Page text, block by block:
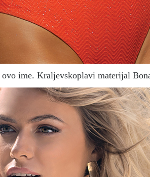
ime. Kraljevskoplavi materijal